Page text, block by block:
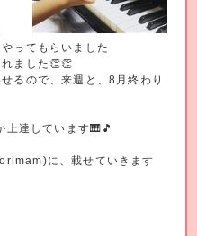
ってもらいました
ました👏👏
るので、来週と、8月終わり
達しています🎹🎵
に、載せていきます